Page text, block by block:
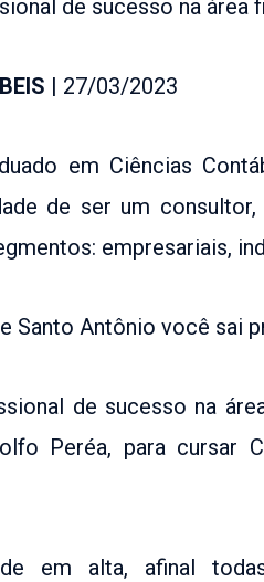
de sucesso na área
| 27/03/2023
em Ciências
de ser um
empresariais,
Santo Antônio você sai
de sucesso na
Peréa, para cursar
em alta, afinal